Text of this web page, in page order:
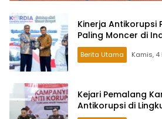
Kinerja Antikorupsi
Paling Moncer di
Berita Utama Kamis, 4
Kejari Pemalang
Antikorupsi di